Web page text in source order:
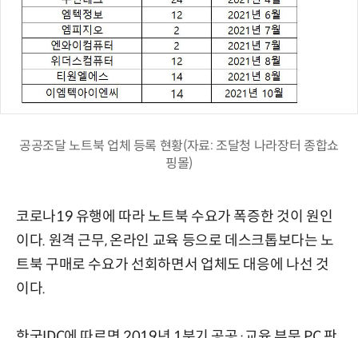
공공조달 노트북 업체 등록 현황(자료: 조달청 나라장터 종합쇼
핑몰)
코로나19 유행에 따라 노트북 수요가 폭증한 것이 원인
이다. 원격 근무, 온라인 교육 등으로 데스크톱보다는 노
트북 구매로 수요가 선회하면서 업체도 대응에 나선 것
이다.